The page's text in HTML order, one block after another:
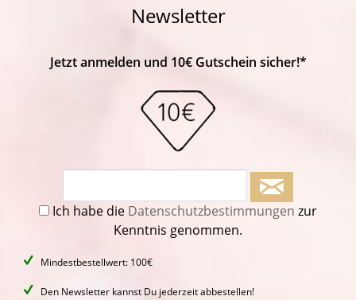
Newsletter
Jetzt anmelden und 10€ Gutschein sicher!*
Ich habe die Datenschutzbestimmungen zur
Kenntnis genommen.
Mindestbestellwert: 100€
Den Newsletter kannst Du jederzeit abbestellen!